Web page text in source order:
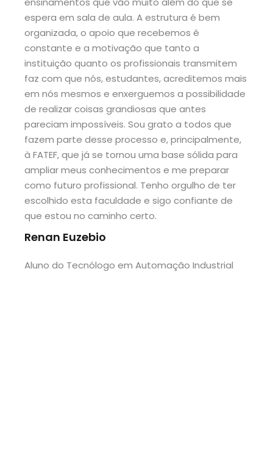
espera em sala de aula. A estrutura é bem
organizada, o apoio que recebemos é
constante e a motivação que tanto a
instituição quanto os profissionais transmitem
faz com que nós, estudantes, acreditemos mais
em nós mesmos e enxerguemos a possibilidade
de realizar coisas grandiosas que antes
pareciam impossíveis. Sou grato a todos que
fazem parte desse processo e, principalmente,
à FATEF, que já se tornou uma base sólida para
ampliar meus conhecimentos e me preparar
como futuro profissional. Tenho orgulho de ter
escolhido esta faculdade e sigo confiante de
que estou no caminho certo.
Renan Euzebio
Aluno do Tecnólogo em Automação Industrial